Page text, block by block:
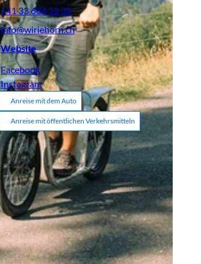
+41 33 684 12 33
info@wiriehorn.ch
Website
Facebook
Instagram
Anreise mit dem Auto
Anreise mit öffentlichen Verkehrsmitteln